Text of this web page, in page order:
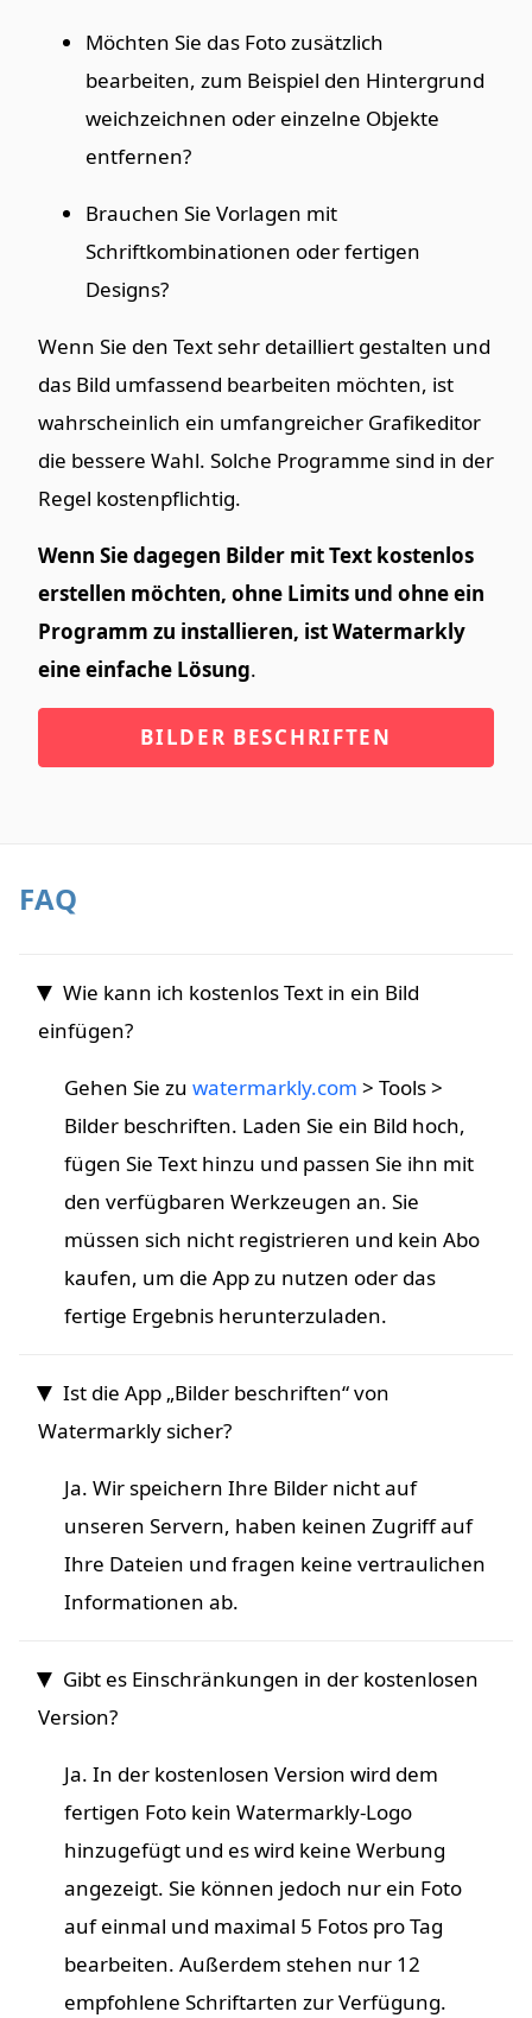
Möchten Sie das Foto zusätzlich
bearbeiten, zum Beispiel den Hintergrund
weichzeichnen oder einzelne Objekte
entfernen?
Brauchen Sie Vorlagen mit
Schriftkombinationen oder fertigen
Designs?
Wenn Sie den Text sehr detailliert gestalten und
das Bild umfassend bearbeiten möchten, ist
wahrscheinlich ein umfangreicher Grafikeditor
die bessere Wahl. Solche Programme sind in der
Regel kostenpflichtig.
Wenn Sie dagegen Bilder mit Text kostenlos
erstellen möchten, ohne Limits und ohne ein
Programm zu installieren, ist Watermarkly
eine einfache Lösung.
BILDER BESCHRIFTEN
FAQ
Wie kann ich kostenlos Text in ein Bild
einfügen?
Gehen Sie zu watermarkly.com > Tools >
Bilder beschriften. Laden Sie ein Bild hoch,
fügen Sie Text hinzu und passen Sie ihn mit
den verfügbaren Werkzeugen an. Sie
müssen sich nicht registrieren und kein Abo
kaufen, um die App zu nutzen oder das
fertige Ergebnis herunterzuladen.
Ist die App „Bilder beschriften“ von
Watermarkly sicher?
Ja. Wir speichern Ihre Bilder nicht auf
unseren Servern, haben keinen Zugriff auf
Ihre Dateien und fragen keine vertraulichen
Informationen ab.
Gibt es Einschränkungen in der kostenlosen
Version?
Ja. In der kostenlosen Version wird dem
fertigen Foto kein Watermarkly-Logo
hinzugefügt und es wird keine Werbung
angezeigt. Sie können jedoch nur ein Foto
auf einmal und maximal 5 Fotos pro Tag
bearbeiten. Außerdem stehen nur 12
empfohlene Schriftarten zur Verfügung.